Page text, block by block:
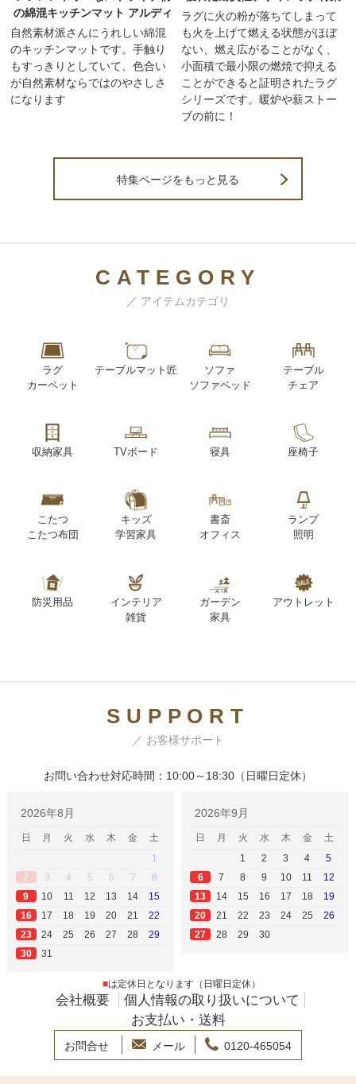
の綿混キッチンマット アルディ
自然素材派さんにうれしい綿混
のキッチンマットです。手触り
もすっきりとしていて、色合い
が自然素材ならではのやさしさ
になります
ラグに火の粉が落ちてしまって
も火を上げて燃える状態がほぼ
ない、燃え広がることがなく、
小面積で最小限の燃焼で抑える
ことができると証明されたラグ
シリーズです。暖炉や薪ストー
ブの前に！
特集ページをもっと見る
CATEGORY
／ アイテムカテゴリ
ラグ
カーペット
テーブルマット匠
ソファ
ソファベッド
テーブル
チェア
収納家具 TVボード 寝具 座椅子
こたつ
こたつ布団
キッズ
学習家具
書斎
オフィス
ランプ
照明
防災用品
インテリア
雑貨
ガーデン
家具
アウトレット
SUPPORT
／ お客様サポート
お問い合わせ対応時間：10:00～18:30（日曜日定休）
2026年8月
日 月 火 水 木 金
土
1
2
3 4 5 6 7
8
9
10 11 12 13 14
15
16
17 18 19 20 21
22
23
24 25 26 27 28
29
30
31
2026年9月
日 月 火 水 木 金
土
1
2 3 4
5
6
7 8 9 10 11
12
13
14 15 16 17 18
19
20
21 22 23 24 25
26
27
28 29 30
■は定休日となります（日曜日定休）
会社概要
個人情報の取り扱いについて
お支払い・送料
お問合せ メール 0120-465054